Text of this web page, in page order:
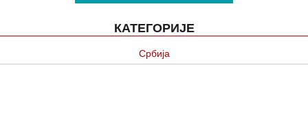
КАТЕГОРИЈЕ
Србија